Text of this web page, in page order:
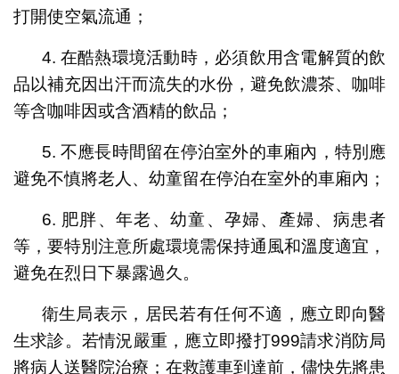
打開使空氣流通；
4. 在酷熱環境活動時，必須飲用含電解質的飲
品以補充因出汗而流失的水份，避免飲濃茶、咖啡
等含咖啡因或含酒精的飲品；
5. 不應長時間留在停泊室外的車廂內，特別應
避免不慎將老人、幼童留在停泊在室外的車廂內；
6. 肥胖、年老、幼童、孕婦、產婦、病患者
等，要特別注意所處環境需保持通風和溫度適宜，
避免在烈日下暴露過久。
衛生局表示，居民若有任何不適，應立即向醫
生求診。若情況嚴重，應立即撥打999請求消防局
將病人送醫院治療；在救護車到達前，儘快先將患